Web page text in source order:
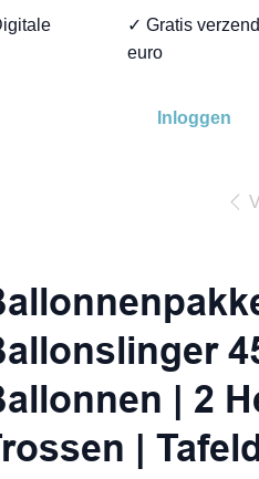
✓ Gratis
euro
Inloggen
| 2
|